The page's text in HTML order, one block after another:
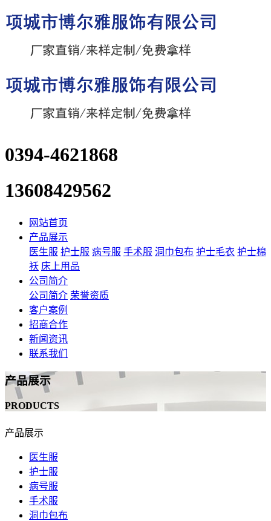
0394-4621868
13608429562
网站首页
产品展示
医生服 护士服 病号服 手术服 洞巾包布 护士毛衣 护士棉
袄 床上用品
公司简介
公司简介 荣誉资质
客户案例
招商合作
新闻资讯
联系我们
产品展示
PRODUCTS
产品展示
医生服
护士服
病号服
手术服
洞巾包布